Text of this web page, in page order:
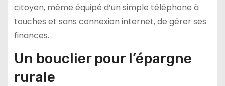
citoyen, même équipé d’un simple téléphone à
touches et sans connexion internet, de gérer ses
finances.
Un bouclier pour l’épargne
rurale